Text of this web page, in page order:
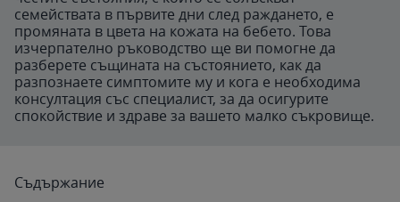
семействата в първите дни след раждането, е
промяната в цвета на кожата на бебето. Това
изчерпателно ръководство ще ви помогне да
разберете същината на състоянието, как да
разпознаете симптомите му и кога е необходима
консултация със специалист, за да осигурите
спокойствие и здраве за вашето малко съкровище.
Съдържание